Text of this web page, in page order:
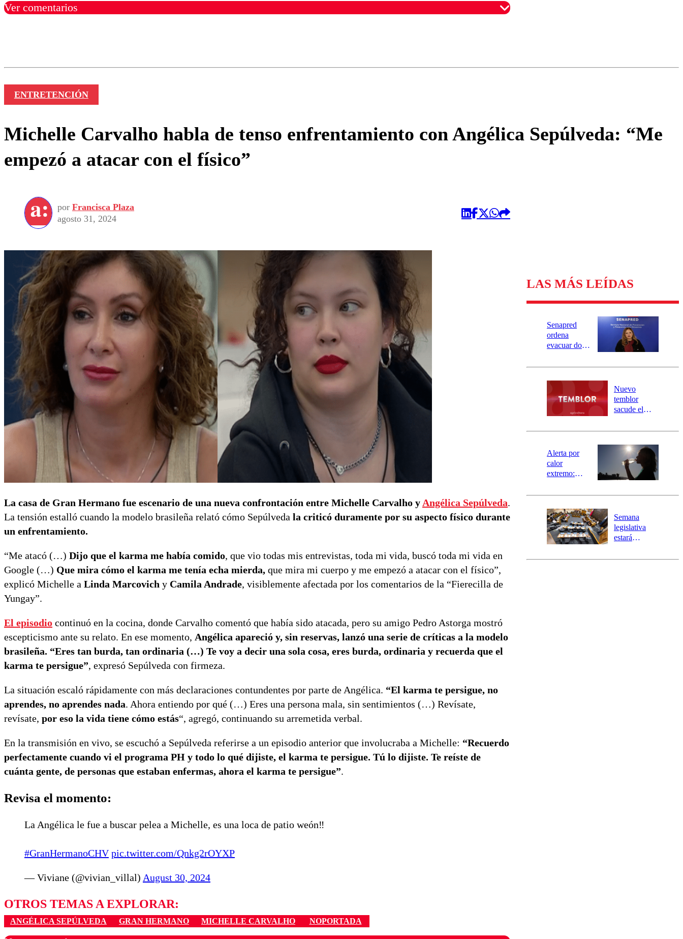
Ver comentarios
ENTRETENCIÓN
Michelle Carvalho habla de tenso enfrentamiento con Angélica Sepúlveda: “Me
empezó a atacar con el físico”
por Francisca Plaza
agosto 31, 2024
La casa de Gran Hermano fue escenario de una nueva confrontación entre Michelle Carvalho y Angélica Sepúlveda.
La tensión estalló cuando la modelo brasileña relató cómo Sepúlveda la criticó duramente por su aspecto físico durante
un enfrentamiento.
“Me atacó (…) Dijo que el karma me había comido, que vio todas mis entrevistas, toda mi vida, buscó toda mi vida en
Google (…) Que mira cómo el karma me tenía echa mierda, que mira mi cuerpo y me empezó a atacar con el físico”,
explicó Michelle a Linda Marcovich y Camila Andrade, visiblemente afectada por los comentarios de la “Fierecilla de
Yungay”.
El episodio continuó en la cocina, donde Carvalho comentó que había sido atacada, pero su amigo Pedro Astorga mostró
escepticismo ante su relato. En ese momento, Angélica apareció y, sin reservas, lanzó una serie de críticas a la modelo
brasileña. “Eres tan burda, tan ordinaria (…) Te voy a decir una sola cosa, eres burda, ordinaria y recuerda que el
karma te persigue”, expresó Sepúlveda con firmeza.
La situación escaló rápidamente con más declaraciones contundentes por parte de Angélica. “El karma te persigue, no
aprendes, no aprendes nada. Ahora entiendo por qué (…) Eres una persona mala, sin sentimientos (…) Revísate,
revísate, por eso la vida tiene cómo estás“, agregó, continuando su arremetida verbal.
En la transmisión en vivo, se escuchó a Sepúlveda referirse a un episodio anterior que involucraba a Michelle: “Recuerdo
perfectamente cuando vi el programa PH y todo lo qué dijiste, el karma te persigue. Tú lo dijiste. Te reíste de
cuánta gente, de personas que estaban enfermas, ahora el karma te persigue”.
Revisa el momento:
La Angélica le fue a buscar pelea a Michelle, es una loca de patio weón‼️
#GranHermanoCHV pic.twitter.com/Qnkg2rOYXP
— Viviane (@vivian_villal) August 30, 2024
OTROS TEMAS A EXPLORAR:
ANGÉLICA SEPÚLVEDA GRAN HERMANO MICHELLE CARVALHO NOPORTADA
LAS MÁS LEÍDAS
Senapred
ordena
evacuar dos
Carahue por
río Damas:
activa
mensajería
SAE
Nuevo
temblor
sacude el
revisa la
epicentro
Alerta por
calor
extremo:
activa Alerta
Preventiva en
tres comunas
Semana
legislativa
estará
el fin de la